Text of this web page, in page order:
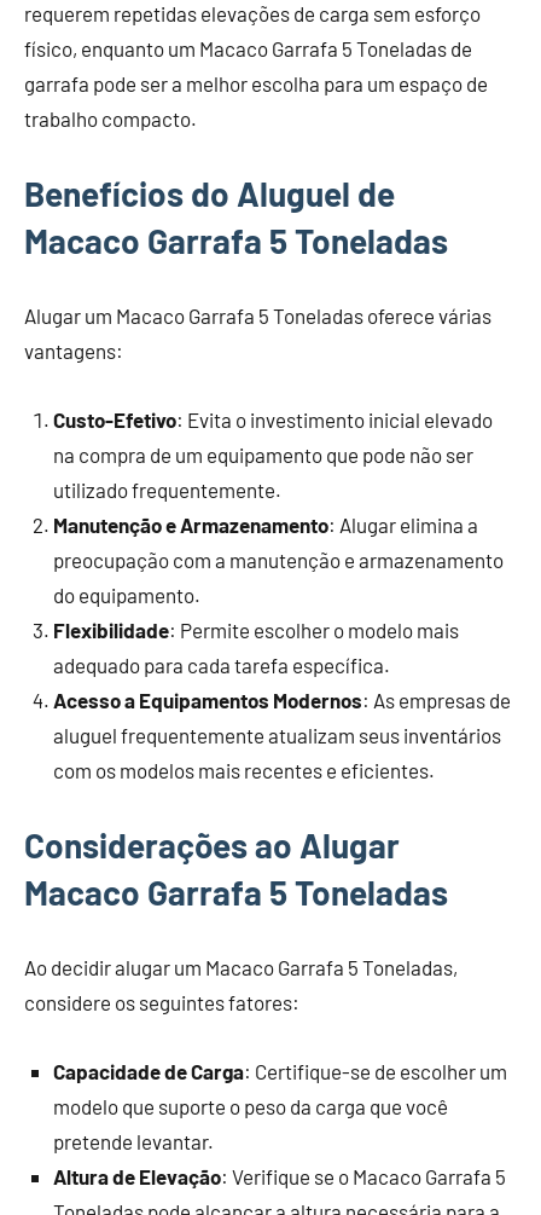
requerem repetidas elevações de carga sem esforço
físico, enquanto um Macaco Garrafa 5 Toneladas de
garrafa pode ser a melhor escolha para um espaço de
trabalho compacto.
Benefícios do Aluguel de
Macaco Garrafa 5 Toneladas
Alugar um Macaco Garrafa 5 Toneladas oferece várias
vantagens:
Custo-Efetivo: Evita o investimento inicial elevado
na compra de um equipamento que pode não ser
utilizado frequentemente.
Manutenção e Armazenamento: Alugar elimina a
preocupação com a manutenção e armazenamento
do equipamento.
Flexibilidade: Permite escolher o modelo mais
adequado para cada tarefa específica.
Acesso a Equipamentos Modernos: As empresas de
aluguel frequentemente atualizam seus inventários
com os modelos mais recentes e eficientes.
Considerações ao Alugar
Macaco Garrafa 5 Toneladas
Ao decidir alugar um Macaco Garrafa 5 Toneladas,
considere os seguintes fatores:
Capacidade de Carga: Certifique-se de escolher um
modelo que suporte o peso da carga que você
pretende levantar.
Altura de Elevação: Verifique se o Macaco Garrafa 5